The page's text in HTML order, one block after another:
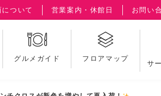
ついて 営業案内・休館日 お問い
グルメガイド フロアマップ
サ